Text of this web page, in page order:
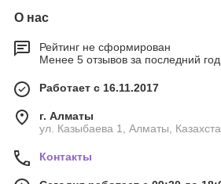
О нас
Рейтинг не сформирован
Менее 5 отзывов за последний год
Работает с 16.11.2017
г. Алматы
ул. Казыбаева 1, Алматы,
Контакты